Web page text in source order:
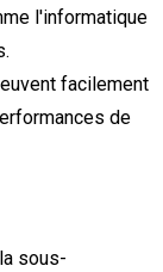
l'informatique
facilement
de
sous-